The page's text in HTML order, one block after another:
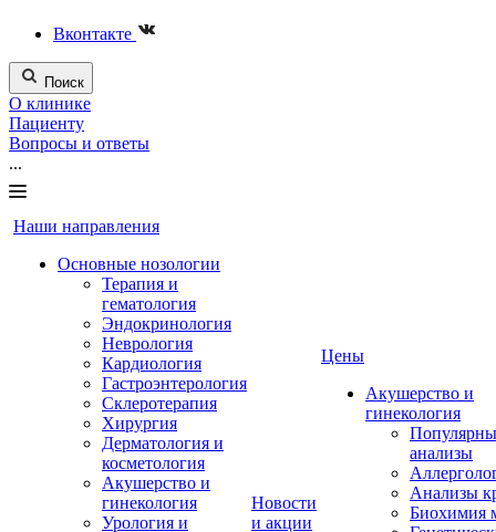
Вконтакте
Поиск
О клинике
Пациенту
Вопросы и ответы
...
Наши направления
Основные нозологии
Терапия и
гематология
Эндокринология
Неврология
Кардиология
Гастроэнтерология
Склеротерапия
Хирургия
Дерматология и
косметология
Акушерство и
гинекология
Урология и
Новости
и акции
Цены
Акушерство и
гинекология
анализы
Анализы
Биохимия